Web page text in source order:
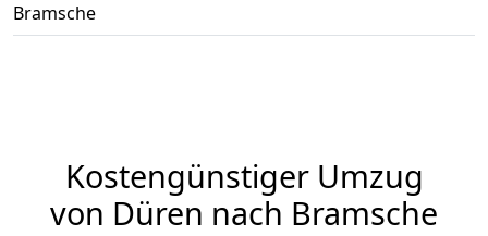
Bramsche
Kostengünstiger Umzug
von Düren nach Bramsche